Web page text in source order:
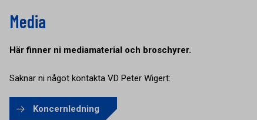
Media
Här finner ni mediamaterial och broschyrer.
Saknar ni något kontakta VD Peter Wigert:
Koncernledning